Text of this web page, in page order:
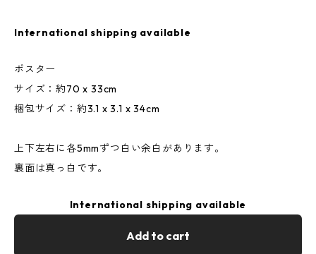
International shipping available
ポスター
サイズ：約70 x 33cm
梱包サイズ：約3.1 x 3.1 x 34cm
上下左右に各5mmずつ白い余白があります。
裏面は真っ白です。
International shipping available
Add to cart